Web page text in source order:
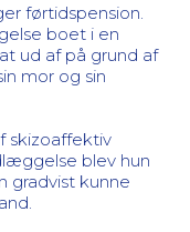
førtidspension.
boet i en
ud af på grund af
mor og sin
skizoaffektiv
blev hun
gradvist kunne